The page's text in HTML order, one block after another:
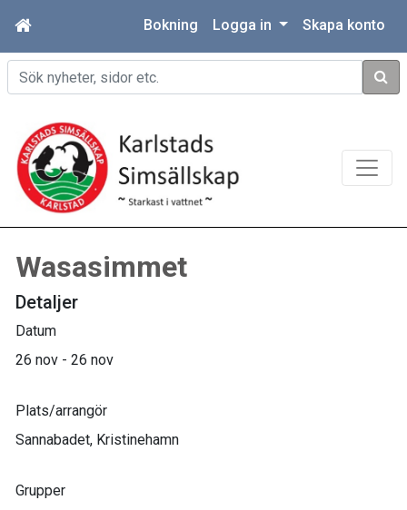
Bokning Logga in Skapa konto
Sök
Wasasimmet
Detaljer
Datum
26 nov - 26 nov
Plats/arrangör
Sannabadet, Kristinehamn
Grupper